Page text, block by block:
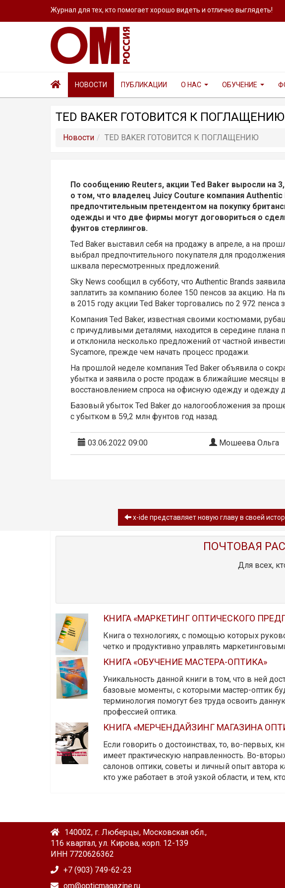
Журнал для тех, кто помогает хорошо видеть и отлично выглядеть!
НОВОСТИ ПУБЛИКАЦИИ О НАС ОБУЧЕНИЕ
TED BAKER ГОТОВИТСЯ К ПОГЛАЩЕНИЮ
Новости TED BAKER ГОТОВИТСЯ К ПОГЛАЩЕНИЮ
По сообщению Reuters, акции Ted Baker выросли на
о том, что владелец Juicy Couture компания Authentic
предпочтительным претендентом на покупку
одежды и что две фирмы могут договориться о
фунтов стерлингов.
Ted Baker выставил себя на продажу в апреле, а на
выбрал предпочтительного покупателя для
шквала пересмотренных предложений.
Sky News сообщил в субботу, что Authentic Brands
заплатить за компанию более 150 пенсов за акцию. На
в 2015 году акции Ted Baker торговались по 2 972 пенса
Компания Ted Baker, известная своими костюмами,
с причудливыми деталями, находится в середине плана
и отклонила несколько предложений от частной
Sycamore, прежде чем начать процесс продажи.
На прошлой неделе компания Ted Baker объявила о
убытка и заявила о росте продаж в ближайшие месяцы
восстановлением спроса на офисную одежду и одежду
Базовый убыток Ted Baker до налогообложения за
с убытком в 59,2 млн фунтов год назад.
03.06.2022 09:00 Мошеева Ольга
x-ide представляет новую главу в своей
ПОЧТОВАЯ
Для всех,
КНИГА «МАРКЕТИНГ ОПТИЧЕСКОГО
Книга о технологиях, с помощью которых
четко и продуктивно управлять
КНИГА «ОБУЧЕНИЕ МАСТЕРА-ОПТИКА»
Уникальность данной книги в том, что в ней
базовые моменты, с которыми мастер-оптик
терминология помогут без труда освоить
профессией оптика.
КНИГА «МЕРЧЕНДАЙЗИНГ МАГАЗИНА
Если говорить о достоинствах, то, во-первых,
имеет практическую направленность. Во-
салонов оптики, советы и личный опыт автора
кто уже работает в этой узкой области, и тем,
140002, г. Люберцы, Московская обл.,
116 квартал, ул. Кирова, корп. 12-139
ИНН 7720626362
+7 (903) 749-62-23
om@opticmagazine.ru